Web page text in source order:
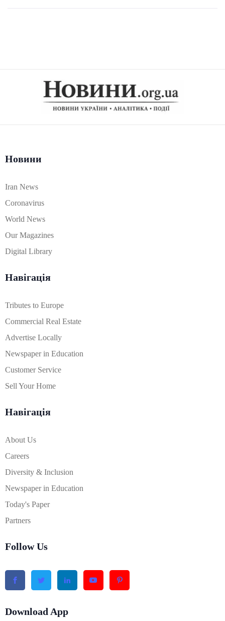
Новини
Iran News
Coronavirus
World News
Our Magazines
Digital Library
Навігація
Tributes to Europe
Commercial Real Estate
Advertise Locally
Newspaper in Education
Customer Service
Sell Your Home
Навігація
About Us
Careers
Diversity & Inclusion
Newspaper in Education
Today's Paper
Partners
Follow Us
Download App